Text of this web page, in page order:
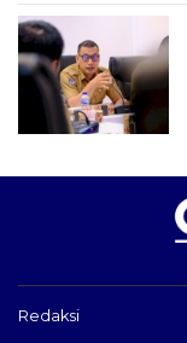
Redaksi